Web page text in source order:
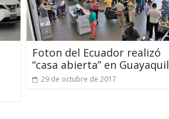
Foton del Ecuador realizó
“casa abierta” en Guayaquil
29 de octubre de 2017